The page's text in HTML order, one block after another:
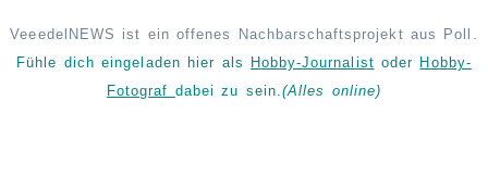
VeeedelNEWS ist ein offenes Nachbarschaftsprojekt aus Poll.
Fühle dich eingeladen hier als
Hobby-Journalist oder Hobby-
Fotograf dabei zu sein. (Alles online)